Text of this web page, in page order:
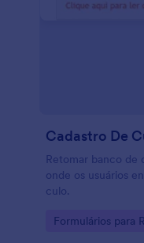
Cadastro De
Retomar banco de
onde os usuários
culo.
Go to Category:
Formulários para